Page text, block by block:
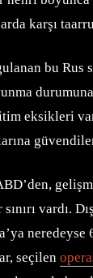
karşı
bu Rus
eksikleri
vardı.
seçilen